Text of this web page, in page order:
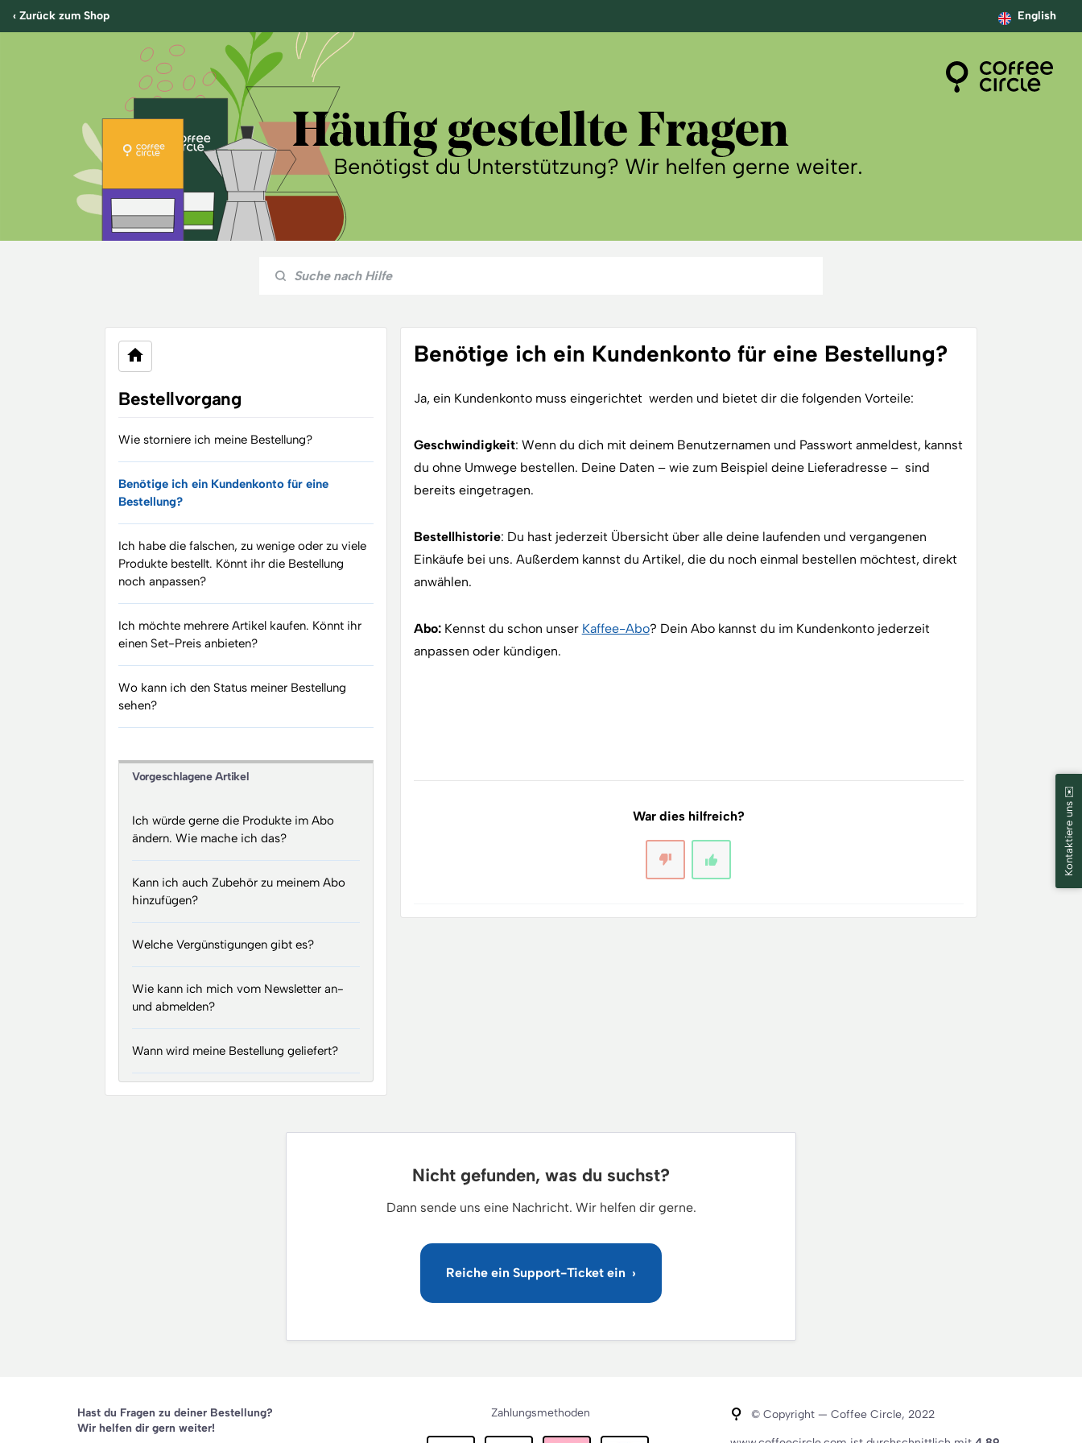
‹ Zurück zum Shop English
Benötige ich ein Kundenkonto für eine Bestellung?
Ja, ein Kundenkonto muss eingerichtet werden und bietet dir die folgenden Vorteile:
Geschwindigkeit: Wenn du dich mit deinem Benutzernamen und Passwort anmeldest, kannst
du ohne Umwege bestellen. Deine Daten – wie zum Beispiel deine Lieferadresse – sind
bereits eingetragen.
Bestellhistorie: Du hast jederzeit Übersicht über alle deine laufenden und vergangenen
Einkäufe bei uns. Außerdem kannst du Artikel, die du noch einmal bestellen möchtest, direkt
anwählen.
Abo: Kennst du schon unser Kaffee-Abo? Dein Abo kannst du im Kundenkonto jederzeit
anpassen oder kündigen.
War dies hilfreich?
Bestellvorgang
Wie storniere ich meine Bestellung?
Benötige ich ein Kundenkonto für eine
Bestellung?
Ich habe die falschen, zu wenige oder zu viele
Produkte bestellt. Könnt ihr die Bestellung
noch anpassen?
Ich möchte mehrere Artikel kaufen. Könnt ihr
einen Set-Preis anbieten?
Wo kann ich den Status meiner Bestellung
sehen?
Vorgeschlagene Artikel
Ich würde gerne die Produkte im Abo
ändern. Wie mache ich das?
Kann ich auch Zubehör zu meinem Abo
hinzufügen?
Welche Vergünstigungen gibt es?
Wie kann ich mich vom Newsletter an-
und abmelden?
Wann wird meine Bestellung geliefert?
Hast du Fragen zu deiner Bestellung?
Wir helfen dir gern weiter!
Zahlungsmethoden © Copyright — Coffee Circle, 2022
Kontaktiere uns ✉️